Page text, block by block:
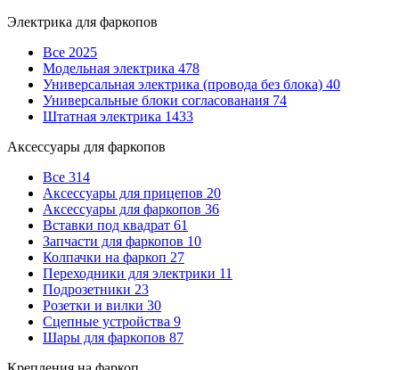
Электрика для фаркопов
Все 2025
Модельная электрика 478
Универсальная электрика (провода без блока) 40
Универсальные блоки согласованаия 74
Штатная электрика 1433
Аксессуары для фаркопов
Все 314
Аксессуары для прицепов 20
Аксессуары для фаркопов 36
Вставки под квадрат 61
Запчасти для фаркопов 10
Колпачки на фаркоп 27
Переходники для электрики 11
Подрозетники 23
Розетки и вилки 30
Сцепные устройства 9
Шары для фаркопов 87